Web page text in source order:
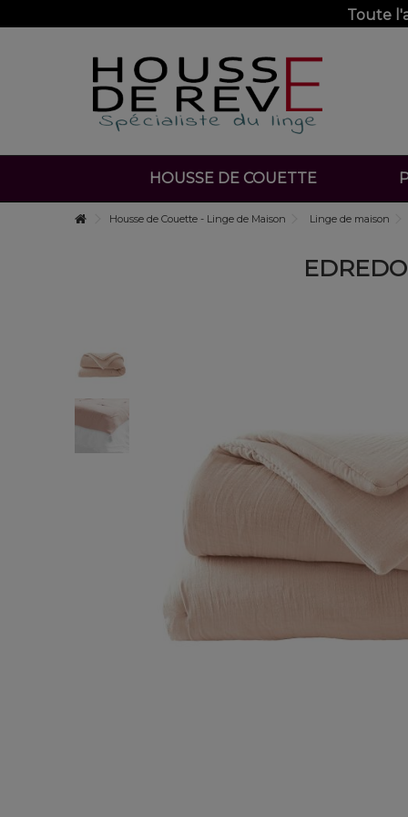
Toute
HOUSSE DE COUETTE
Housse de Couette - Linge de Maison Linge de maison